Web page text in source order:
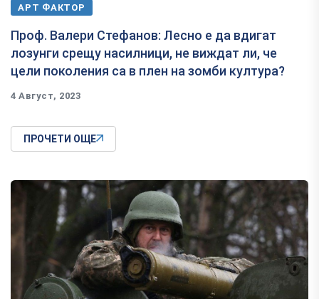
АРТ ФАКТОР
Проф. Валери Стефанов: Лесно е да вдигат
лозунги срещу насилници, не виждат ли, че
цели поколения са в плен на зомби култура?
4 Август, 2023
ПРОЧЕТИ ОЩЕ